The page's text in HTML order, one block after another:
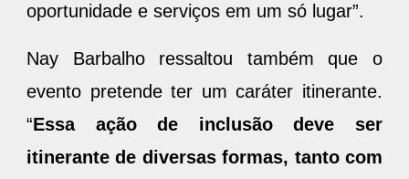
oportunidade e serviços em um só lugar”.
Nay Barbalho ressaltou também que o
evento pretende ter um caráter itinerante.
“Essa ação de inclusão deve ser
itinerante de diversas formas, tanto com